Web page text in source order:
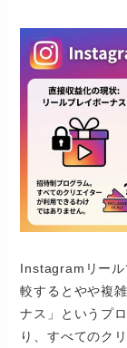
Instagramリール
較するとやや複
ナス」というプ
り、すべてのク